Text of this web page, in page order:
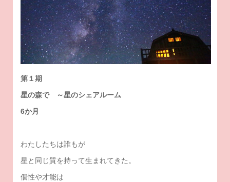
第１期
星の森で ～星のシェアルーム
6か月
わたしたちは誰もが
星と同じ質を持って生まれてきた。
個性や才能は